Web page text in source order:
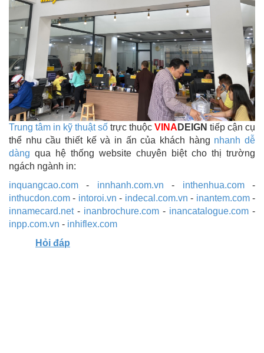
Trung tâm in kỹ thuật số trực thuộc VINA DEIGN tiếp cận cụ
thể nhu cầu thiết kế và in ấn của khách hàng nhanh dễ
dàng qua hệ thống website chuyên biệt cho thị trường
ngách ngành in:
inquangcao.com - innhanh.com.vn - inthenhua.com-
inthucdon.com - intoroi.vn - indecal.com.vn - inantem.com-
innamecard.net- inanbrochure.com - inancatalogue.com -
inpp.com.vn - inhiflex.com
Hỏi đáp